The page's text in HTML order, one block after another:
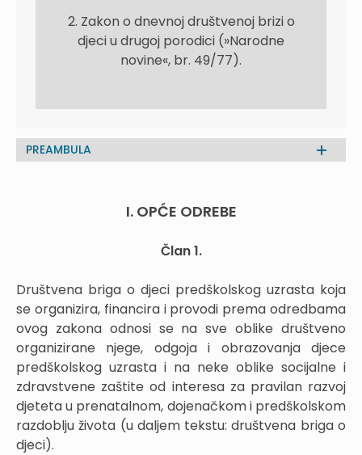
2. Zakon o dnevnoj društvenoj brizi o
djeci u drugoj porodici (»Narodne
novine«, br. 49/77).
PREAMBULA
I. OPĆE ODREBE
Član 1.
Društvena briga o djeci predškolskog uzrasta koja
se organizira, financira i provodi prema odredbama
ovog zakona odnosi se na sve oblike društveno
organizirane njege, odgoja i obrazovanja djece
predškolskog uzrasta i na neke oblike socijalne i
zdravstvene zaštite od interesa za pravilan razvoj
djeteta u prenatalnom, dojenačkom i predškolskom
razdoblju života (u daljem tekstu: društvena briga o
djeci).